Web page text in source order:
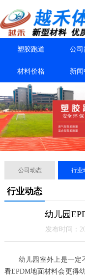
塑胶跑道 公司
材料价格 新
公司动态 行业
行业动态
幼儿园
发布时间：
幼儿园室外上是一定
看EPDM地面材料会更得